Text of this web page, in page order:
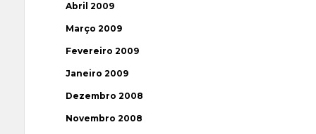
Abril 2009
Março 2009
Fevereiro 2009
Janeiro 2009
Dezembro 2008
Novembro 2008